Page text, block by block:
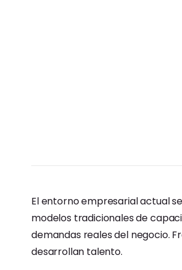
El entorno empresarial actual
modelos tradicionales de
demandas reales del negocio.
desarrollan talento.